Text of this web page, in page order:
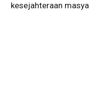
kesejahteraan